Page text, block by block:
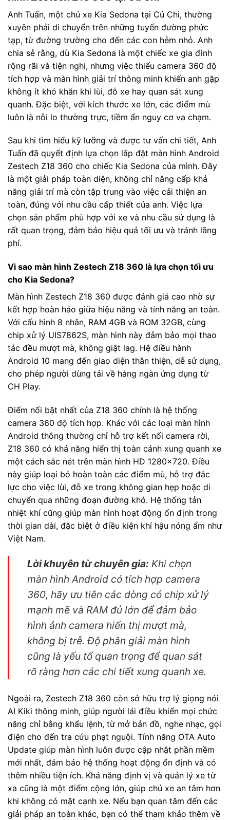
Anh Tuấn, một chủ xe Kia Sedona tại Củ Chi, thường
xuyên phải di chuyển trên những tuyến đường phức
tạp, từ đường trường cho đến các con hẻm nhỏ. Anh
chia sẻ rằng, dù Kia Sedona là một chiếc xe gia đình
rộng rãi và tiện nghi, nhưng việc thiếu camera 360 độ
tích hợp và màn hình giải trí thông minh khiến anh gặp
không ít khó khăn khi lùi, đỗ xe hay quan sát xung
quanh. Đặc biệt, với kích thước xe lớn, các điểm mù
luôn là nỗi lo thường trực, tiềm ẩn nguy cơ va chạm.
Sau khi tìm hiểu kỹ lưỡng và được tư vấn chi tiết, Anh
Tuấn đã quyết định lựa chọn lắp đặt màn hình Android
Zestech Z18 360 cho chiếc Kia Sedona của mình. Đây
là một giải pháp toàn diện, không chỉ nâng cấp khả
năng giải trí mà còn tập trung vào việc cải thiện an
toàn, đúng với nhu cầu cấp thiết của anh. Việc lựa
chọn sản phẩm phù hợp với xe và nhu cầu sử dụng là
rất quan trọng, đảm bảo hiệu quả tối ưu và tránh lãng
phí.
Vì sao màn hình Zestech Z18 360 là lựa chọn tối ưu
cho Kia Sedona?
Màn hình Zestech Z18 360 được đánh giá cao nhờ sự
kết hợp hoàn hảo giữa hiệu năng và tính năng an toàn.
Với cấu hình 8 nhân, RAM 4GB và ROM 32GB, cùng
chip xử lý UIS7862S, màn hình này đảm bảo mọi thao
tác đều mượt mà, không giật lag. Hệ điều hành
Android 10 mang đến giao diện thân thiện, dễ sử dụng,
cho phép người dùng tải về hàng ngàn ứng dụng từ
CH Play.
Điểm nổi bật nhất của Z18 360 chính là hệ thống
camera 360 độ tích hợp. Khác với các loại màn hình
Android thông thường chỉ hỗ trợ kết nối camera rời,
Z18 360 có khả năng hiển thị toàn cảnh xung quanh xe
một cách sắc nét trên màn hình HD 1280×720. Điều
này giúp loại bỏ hoàn toàn các điểm mù, hỗ trợ đắc
lực cho việc lùi, đỗ xe trong không gian hẹp hoặc di
chuyển qua những đoạn đường khó. Hệ thống tản
nhiệt khí cũng giúp màn hình hoạt động ổn định trong
thời gian dài, đặc biệt ở điều kiện khí hậu nóng ẩm như
Việt Nam.
Lời khuyên từ chuyên gia: Khi chọn
màn hình Android có tích hợp camera
360, hãy ưu tiên các dòng có chip xử lý
mạnh mẽ và RAM đủ lớn để đảm bảo
hình ảnh camera hiển thị mượt mà,
không bị trễ. Độ phân giải màn hình
cũng là yếu tố quan trọng để quan sát
rõ ràng hơn các chi tiết xung quanh xe.
Ngoài ra, Zestech Z18 360 còn sở hữu trợ lý giọng nói
AI Kiki thông minh, giúp người lái điều khiển mọi chức
năng chỉ bằng khẩu lệnh, từ mở bản đồ, nghe nhạc, gọi
điện cho đến tra cứu phạt nguội. Tính năng OTA Auto
Update giúp màn hình luôn được cập nhật phần mềm
mới nhất, đảm bảo hệ thống hoạt động ổn định và có
thêm nhiều tiện ích. Khả năng định vị và quản lý xe từ
xa cũng là một điểm cộng lớn, giúp chủ xe an tâm hơn
khi không có mặt cạnh xe. Nếu bạn quan tâm đến các
giải pháp an toàn khác, bạn có thể tham khảo thêm về